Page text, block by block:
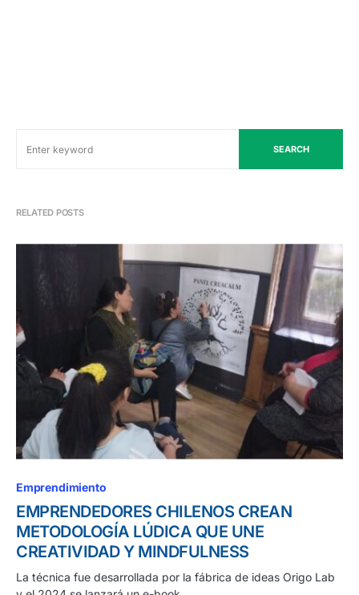
SEARCH
RELATED POSTS
Emprendimiento
EMPRENDEDORES CHILENOS CREAN
METODOLOGÍA LÚDICA QUE UNE
CREATIVIDAD Y MINDFULNESS
La técnica fue desarrollada por la fábrica de ideas Origo Lab